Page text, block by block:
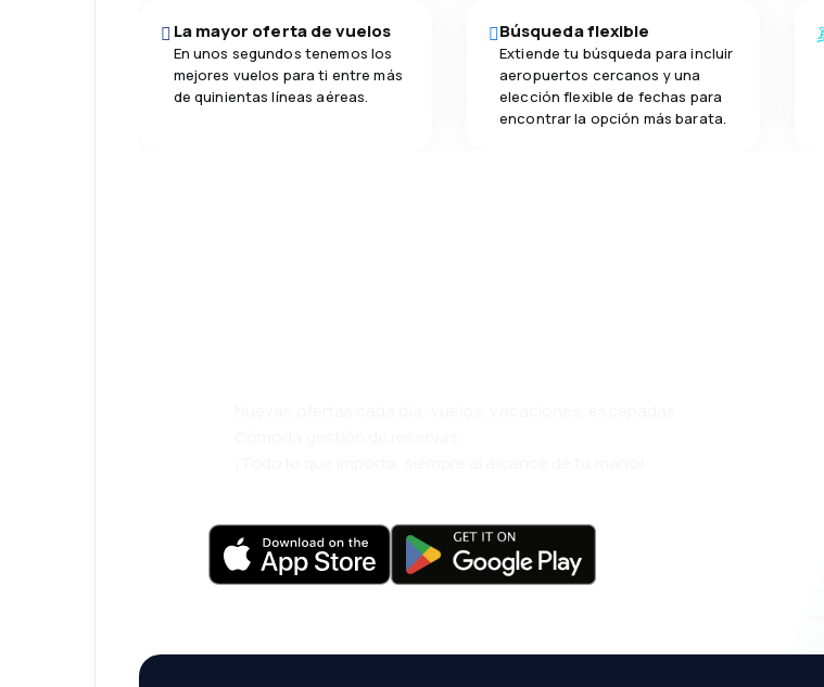
La mayor oferta de vuelos
En unos segundos tenemos los
mejores vuelos para ti entre más
de quinientas líneas aéreas.
Búsqueda flexible
Extiende tu búsqueda para incluir
aeropuertos cercanos y una
elección flexible de fechas para
encontrar la opción más barata.